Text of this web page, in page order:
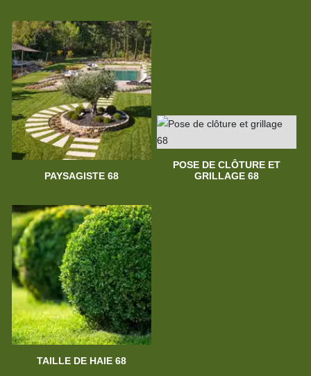
PAYSAGISTE 68
POSE DE CLÔTURE ET
GRILLAGE 68
TAILLE DE HAIE 68